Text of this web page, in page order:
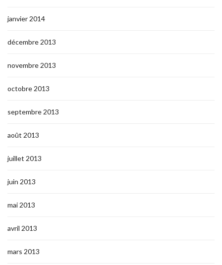
janvier 2014
décembre 2013
novembre 2013
octobre 2013
septembre 2013
août 2013
juillet 2013
juin 2013
mai 2013
avril 2013
mars 2013